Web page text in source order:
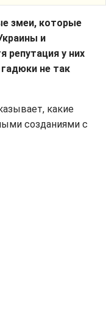
змеи, которые
и
репутация у них
не так
какие
созданиями с